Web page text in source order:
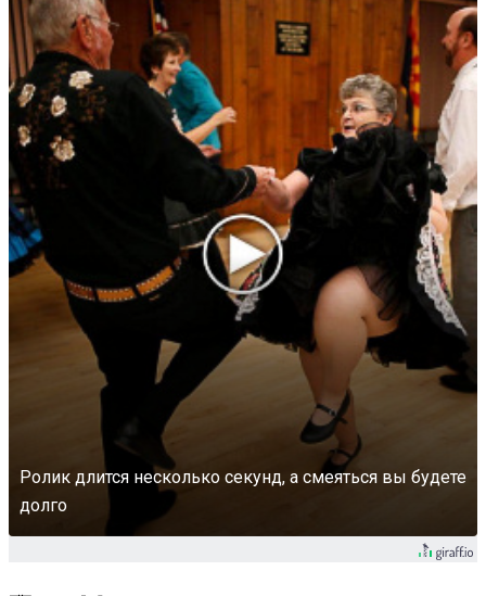
Ролик длится несколько секунд, а смеяться вы будете
долго